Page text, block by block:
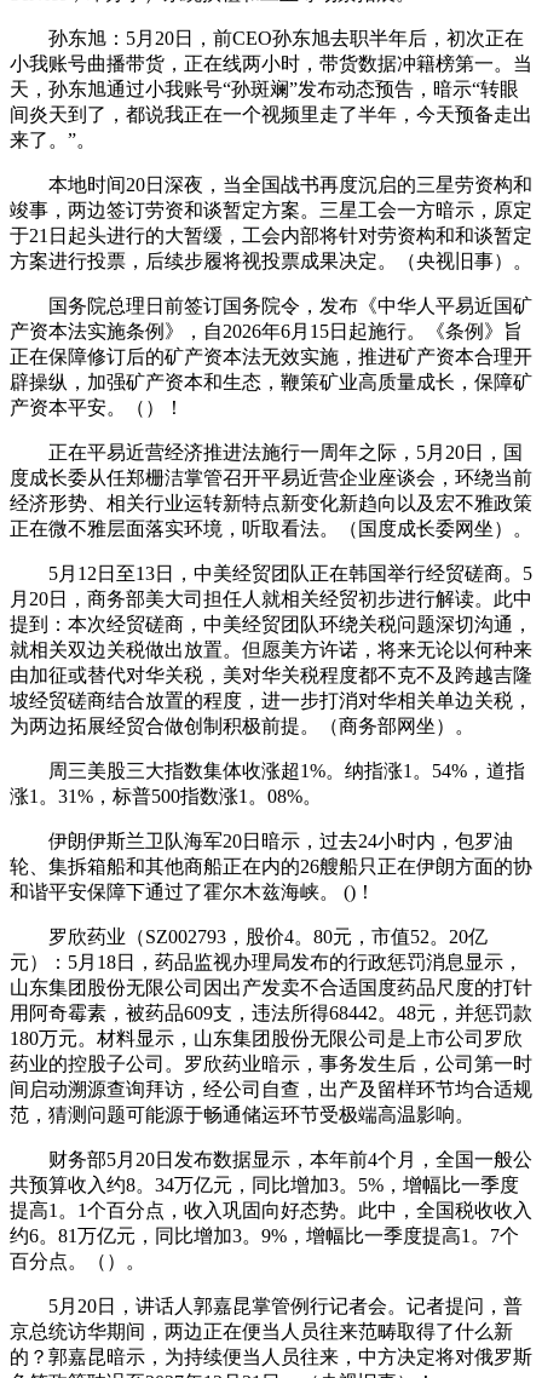
孙东旭：5月20日，前CEO孙东旭去职半年后，初次正在
小我账号曲播带货，正在线两小时，带货数据冲籍榜第一。当
天，孙东旭通过小我账号“孙斑斓”发布动态预告，暗示“转眼
间炎天到了，都说我正在一个视频里走了半年，今天预备走出
来了。”。
本地时间20日深夜，当全国战书再度沉启的三星劳资构和
竣事，两边签订劳资和谈暂定方案。三星工会一方暗示，原定
于21日起头进行的大暂缓，工会内部将针对劳资构和和谈暂定
方案进行投票，后续步履将视投票成果决定。（央视旧事）。
国务院总理日前签订国务院令，发布《中华人平易近国矿
产资本法实施条例》，自2026年6月15日起施行。《条例》旨
正在保障修订后的矿产资本法无效实施，推进矿产资本合理开
辟操纵，加强矿产资本和生态，鞭策矿业高质量成长，保障矿
产资本平安。（）！
正在平易近营经济推进法施行一周年之际，5月20日，国
度成长委从任郑栅洁掌管召开平易近营企业座谈会，环绕当前
经济形势、相关行业运转新特点新变化新趋向以及宏不雅政策
正在微不雅层面落实环境，听取看法。（国度成长委网坐）。
5月12日至13日，中美经贸团队正在韩国举行经贸磋商。5
月20日，商务部美大司担任人就相关经贸初步进行解读。此中
提到：本次经贸磋商，中美经贸团队环绕关税问题深切沟通，
就相关双边关税做出放置。但愿美方许诺，将来无论以何种来
由加征或替代对华关税，美对华关税程度都不克不及跨越吉隆
坡经贸磋商结合放置的程度，进一步打消对华相关单边关税，
为两边拓展经贸合做创制积极前提。（商务部网坐）。
周三美股三大指数集体收涨超1%。纳指涨1。54%，道指
涨1。31%，标普500指数涨1。08%。
伊朗伊斯兰卫队海军20日暗示，过去24小时内，包罗油
轮、集拆箱船和其他商船正在内的26艘船只正在伊朗方面的协
和谐平安保障下通过了霍尔木兹海峡。 ()！
罗欣药业（SZ002793，股价4。80元，市值52。20亿
元）：5月18日，药品监视办理局发布的行政惩罚消息显示，
山东集团股份无限公司因出产发卖不合适国度药品尺度的打针
用阿奇霉素，被药品609支，违法所得68442。48元，并惩罚款
180万元。材料显示，山东集团股份无限公司是上市公司罗欣
药业的控股子公司。罗欣药业暗示，事务发生后，公司第一时
间启动溯源查询拜访，经公司自查，出产及留样环节均合适规
范，猜测问题可能源于畅通储运环节受极端高温影响。
财务部5月20日发布数据显示，本年前4个月，全国一般公
共预算收入约8。34万亿元，同比增加3。5%，增幅比一季度
提高1。1个百分点，收入巩固向好态势。此中，全国税收收入
约6。81万亿元，同比增加3。9%，增幅比一季度提高1。7个
百分点。（）。
5月20日，讲话人郭嘉昆掌管例行记者会。记者提问，普
京总统访华期间，两边正在便当人员往来范畴取得了什么新
的？郭嘉昆暗示，为持续便当人员往来，中方决定将对俄罗斯